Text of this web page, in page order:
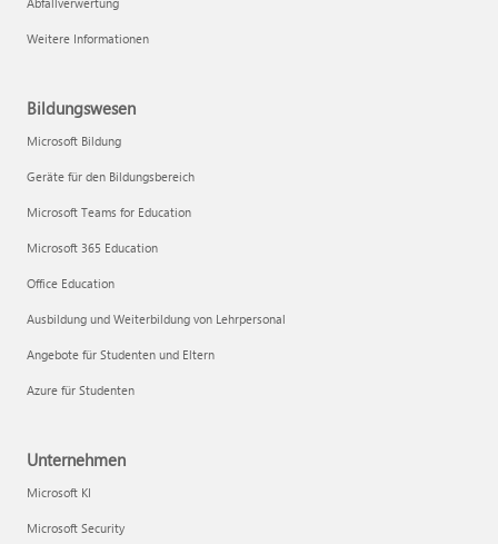
Weitere Informationen
Bildungswesen
Microsoft Bildung
Geräte für den Bildungsbereich
Microsoft Teams for Education
Microsoft 365 Education
Office Education
Ausbildung und Weiterbildung von Lehrpersonal
Angebote für Studenten und Eltern
Azure für Studenten
Unternehmen
Microsoft KI
Microsoft Security